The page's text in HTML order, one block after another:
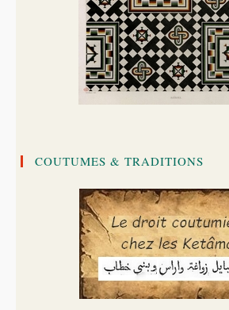
COUTUMES & TRADITIONS